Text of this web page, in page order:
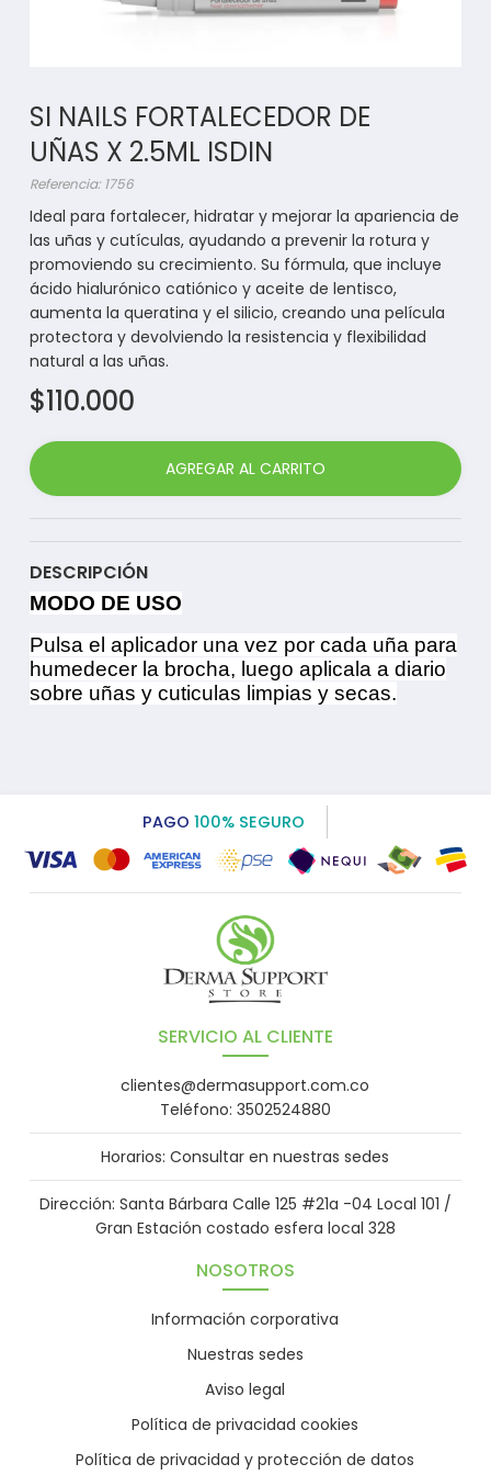
SI NAILS FORTALECEDOR DE
UÑAS X 2.5ML ISDIN
Referencia: 1756
Ideal para fortalecer, hidratar y mejorar la apariencia de
las uñas y cutículas, ayudando a prevenir la rotura y
promoviendo su crecimiento. Su fórmula, que incluye
ácido hialurónico catiónico y aceite de lentisco,
aumenta la queratina y el silicio, creando una película
protectora y devolviendo la resistencia y flexibilidad
natural a las uñas.
$110.000
AGREGAR AL CARRITO
DESCRIPCIÓN
MODO DE USO
Pulsa el aplicador una vez por cada uña para
humedecer la brocha, luego aplicala a diario
sobre uñas y cuticulas limpias y secas.
PAGO 100% SEGURO
SERVICIO AL CLIENTE
clientes@dermasupport.com.co
Teléfono: 3502524880
Horarios: Consultar en nuestras sedes
Dirección: Santa Bárbara Calle 125 #21a -04 Local 101 /
Gran Estación costado esfera local 328
NOSOTROS
Información corporativa
Nuestras sedes
Aviso legal
Política de privacidad cookies
Política de privacidad y protección de datos